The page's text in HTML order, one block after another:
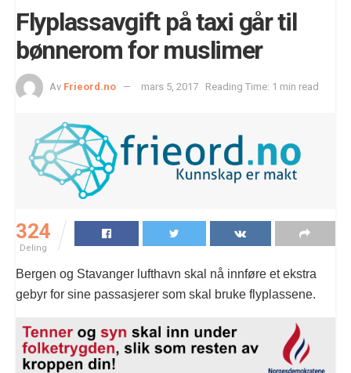
Flyplassavgift på taxi går til
bønnerom for muslimer
Av Frieord.no mars 5, 2017 Reading Time: 1 min read
324
Deling
Bergen og Stavanger lufthavn skal nå innføre et ekstra
gebyr for sine passasjerer som skal bruke flyplassene.